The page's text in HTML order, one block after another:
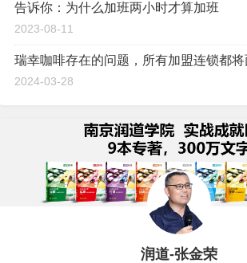
告诉你：为什么加班两小时才算加班
2023-08-11
瑞幸咖啡存在的问题，所有加盟连锁都将
2024-03-28
润道-张金荣